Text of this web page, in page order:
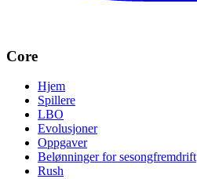
Core
Hjem
Spillere
LBO
Evolusjoner
Oppgaver
Belønninger for sesongfremdrift
Rush